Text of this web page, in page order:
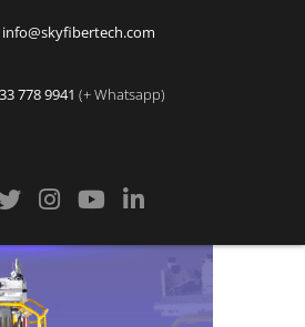
info@skyfibertech.com
778 9941 (+ Whatsapp)